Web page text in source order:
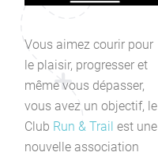
Vous aimez courir pour
le plaisir, progresser et
même vous dépasser,
vous avez un objectif, le
Club Run & Trail est une
nouvelle association